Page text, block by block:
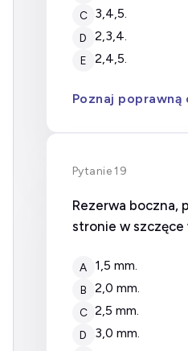
C 3,4,5.
D 2,3,4.
E 2,4,5.
Poznaj
Pytanie 19
Rezerwa boczna,
stronie w szczęce
A 1,5 mm.
B 2,0 mm.
C 2,5 mm.
D 3,0 mm.